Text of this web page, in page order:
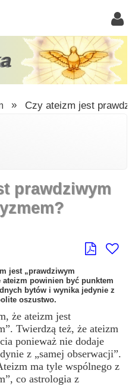
» Czy ateizm jest
prawdziwym
jest „prawdziwym
ateizm powinien być punktem
bytów i wynika jedynie z
oszustwo.
że ateizm jest
Twierdzą też, że ateizm
ponieważ nie dodaje
z „samej obserwacji”.
ma tyle wspólnego z
co astrologia z